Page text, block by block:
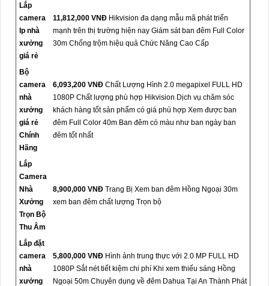
Lắp
camera
Ip nhà
xưởng
giá rẻ
11,812,000 VNĐ Hikvision đa dạng mẫu mã phát triển
mạnh trên thị trường hiện nay Giám sát ban đêm Full Color
30m Chống trộm hiệu quả Chức Năng Cao Cấp
Bộ
camera
nhà
xưởng
giá rẻ
Chính
Hãng
6,093,200 VNĐ Chất Lượng Hình 2.0 megapixel FULL HD
1080P Chất lượng phù hợp Hikvision Dịch vụ chăm sóc
khách hàng tốt sản phẩm có giá phù hợp Xem được ban
đêm Full Color 40m Ban đêm có màu như ban ngày ban
đêm tốt nhất
Lắp
Camera
Nhà
Xưởng
Trọn Bộ
Thu Âm
8,900,000 VNĐ Trang Bị Xem ban đêm Hồng Ngoại 30m
xem ban đêm chất lượng Trọn bộ
Lắp đặt
camera
nhà
xưởng
5,800,000 VNĐ Hình ảnh trung thực với 2.0 MP FULL HD
1080P Sắt nét tiết kiệm chi phí Khi xem thiếu sáng Hồng
Ngoại 50m Chuyên dụng về đêm Dahua Tại An Thành Phát